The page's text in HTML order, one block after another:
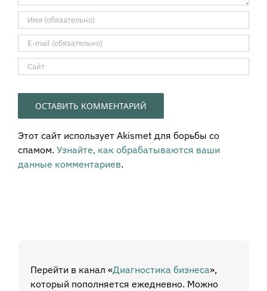
Этот сайт использует Akismet для борьбы со
спамом. Узнайте, как обрабатываются ваши
данные комментариев.
Перейти в канал «Диагностика бизнеса»,
который пополняется ежедневно. Можно